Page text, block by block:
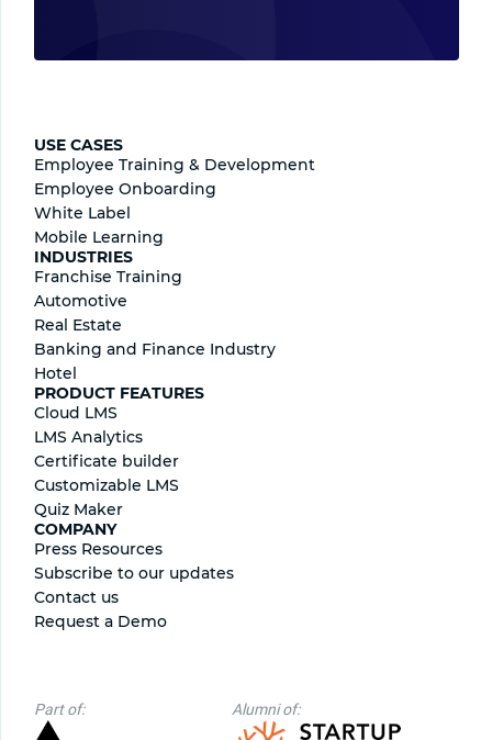
USE CASES
Employee Training & Development
Employee Onboarding
White Label
Mobile Learning
INDUSTRIES
Franchise Training
Automotive
Real Estate
Banking and Finance Industry
Hotel
PRODUCT FEATURES
Cloud LMS
LMS Analytics
Certificate builder
Сustomizable LMS
Quiz Maker
COMPANY
Press Resources
Subscribe to our updates
Contact us
Request a Demo
Part of: Alumni of: